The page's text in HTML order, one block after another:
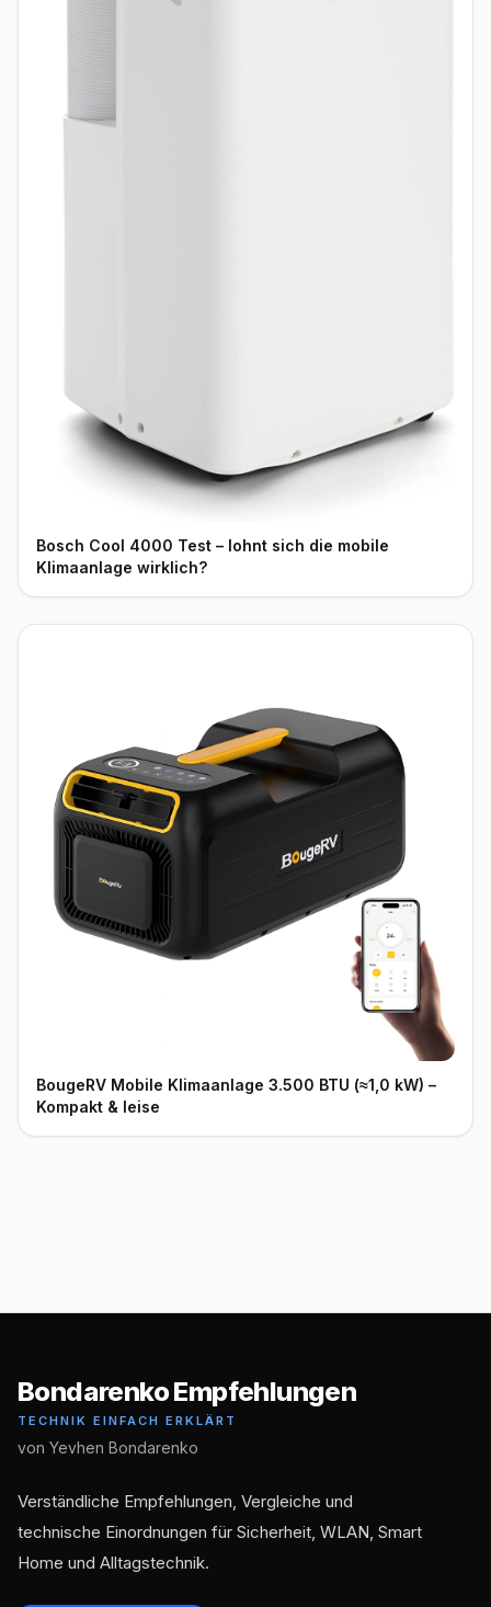
Bosch Cool 4000 Test – lohnt sich die mobile
Klimaanlage wirklich?
BougeRV Mobile Klimaanlage 3.500 BTU (≈1,0 kW) –
Kompakt & leise
Bondarenko Empfehlungen
TECHNIK EINFACH ERKLÄRT
von Yevhen Bondarenko
Verständliche Empfehlungen, Vergleiche und
technische Einordnungen für Sicherheit, WLAN, Smart
Home und Alltagstechnik.